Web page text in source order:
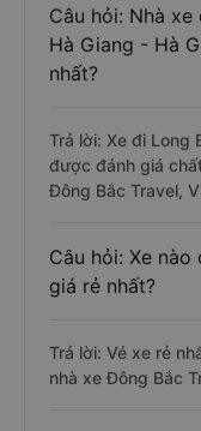
Câu hỏi: Nhà
Hà Giang - Hà
nhất?
Trả lời: Xe đi Long
được đánh giá
Đông Bắc Travel,
Câu hỏi: Xe
giá rẻ nhất?
Trả lời: Vé xe rẻ
nhà xe Đông Bắc